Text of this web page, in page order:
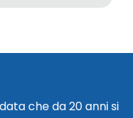
che da 20 anni si